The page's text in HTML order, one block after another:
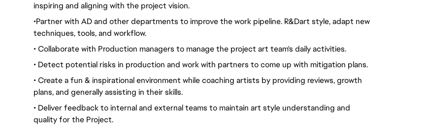
inspiring and aligning with the project vision.
•Partner with AD and other departments to improve the work pipeline. R&Dart style, adapt new
techniques, tools, and workflow.
• Collaborate with Production managers to manage the project art team's daily activities.
• Detect potential risks in production and work with partners to come up with mitigation plans.
• Create a fun & inspirational environment while coaching artists by providing reviews, growth
plans, and generally assisting in their skills.
• Deliver feedback to internal and external teams to maintain art style understanding and
quality for the Project.